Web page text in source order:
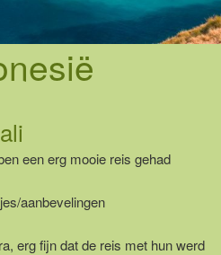
een erg mooie reis gehad
aanbevelingen
erg fijn dat de reis met hun werd